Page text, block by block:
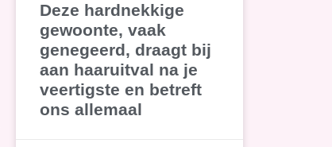
Deze hardnekkige
gewoonte, vaak
genegeerd, draagt bij
aan haaruitval na je
veertigste en betreft
ons allemaal